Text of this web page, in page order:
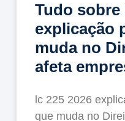
Tudo sobre
explicação
muda no
afeta
lc 225 2026
que muda no